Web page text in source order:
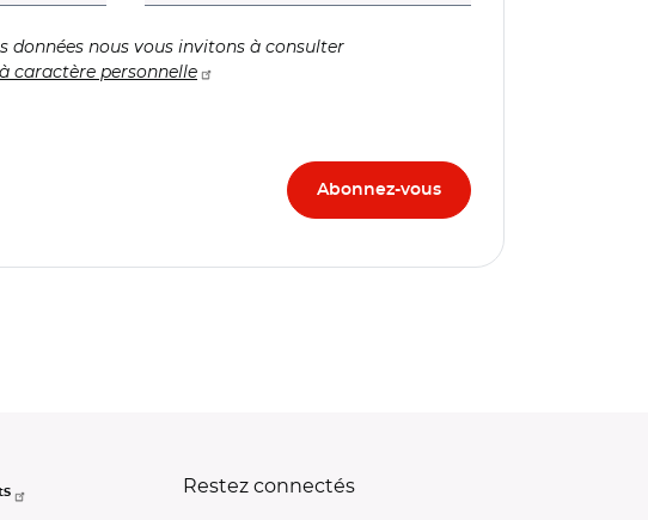
données nous vous invitons à consulter
caractère personnelle
Restez connectés